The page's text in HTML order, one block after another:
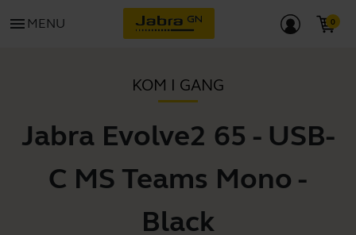
menu MENU
KOM I GANG
Jabra Evolve2 65 - USB-
C MS Teams Mono -
Black